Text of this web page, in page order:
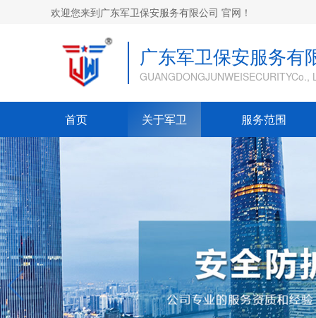
欢迎您来到广东军卫保安服务有限公司 官网！
广东军卫保安服务有
GUANGDONGJUNWEISECURITYCo.,
首页 关于军卫 服务范围